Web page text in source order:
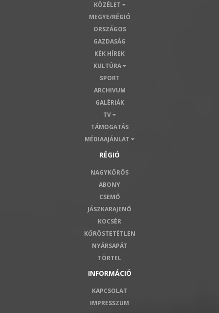
KÖZÉLET
MEGYE/RÉGIÓ
ORSZÁGOS
GAZDASÁG
KÉK HÍREK
KULTÚRA
SPORT
ARCHIVUM
GALÉRIÁK
TV
TÁMOGATÁS
MÉDIAAJÁNLAT
RÉGIÓ
NAGYKŐRÖS
ABONY
CSEMŐ
JÁSZKARAJENŐ
KOCSÉR
KŐRÖSTETÉTLEN
NYÁRSAPÁT
TÖRTEL
INFORMÁCIÓ
KAPCSOLAT
IMPRESSZUM